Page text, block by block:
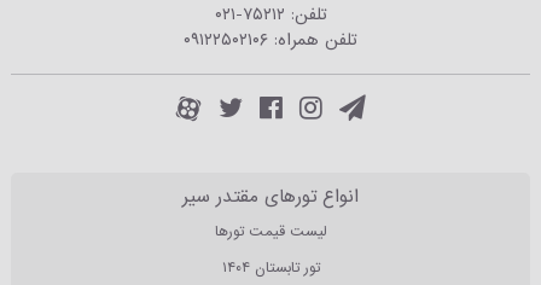
تلفن: ۰۲۱-۷۵۲۱۲
تلفن همراه: ۰۹۱۲۲۵۰۲۱۰۶
انواع تورهای مقتدر سیر
لیست قیمت تورها
تور تابستان ۱۴۰۴